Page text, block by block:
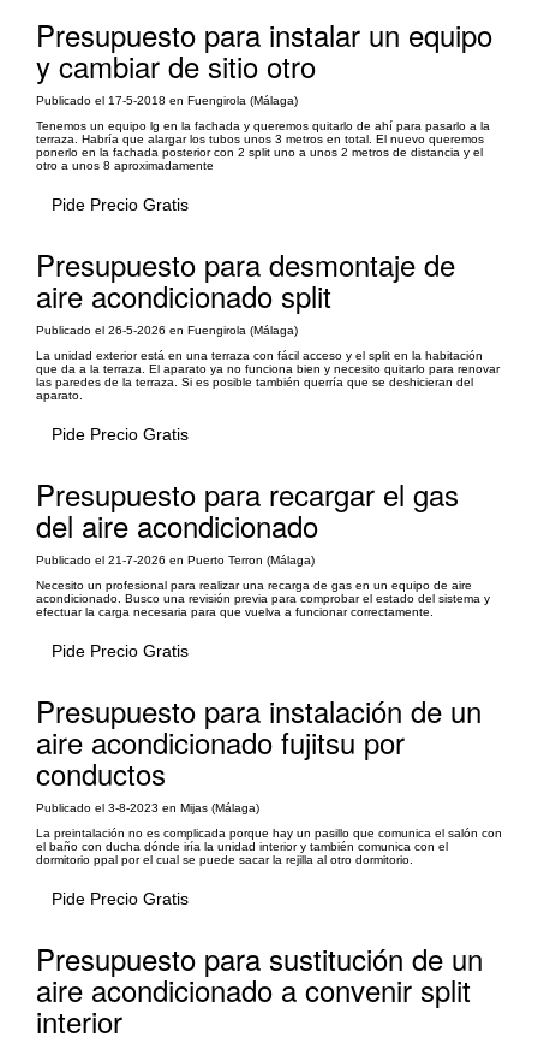
Presupuesto para instalar un equipo
y cambiar de sitio otro
Publicado el 17-5-2018 en Fuengirola (Málaga)
Tenemos un equipo lg en la fachada y queremos quitarlo de ahí para pasarlo a la
terraza. Habría que alargar los tubos unos 3 metros en total. El nuevo queremos
ponerlo en la fachada posterior con 2 split uno a unos 2 metros de distancia y el
otro a unos 8 aproximadamente
Pide Precio Gratis
Presupuesto para desmontaje de
aire acondicionado split
Publicado el 26-5-2026 en Fuengirola (Málaga)
La unidad exterior está en una terraza con fácil acceso y el split en la habitación
que da a la terraza. El aparato ya no funciona bien y necesito quitarlo para renovar
las paredes de la terraza. Si es posible también querría que se deshicieran del
aparato.
Pide Precio Gratis
Presupuesto para recargar el gas
del aire acondicionado
Publicado el 21-7-2026 en Puerto Terron (Málaga)
Necesito un profesional para realizar una recarga de gas en un equipo de aire
acondicionado. Busco una revisión previa para comprobar el estado del sistema y
efectuar la carga necesaria para que vuelva a funcionar correctamente.
Pide Precio Gratis
Presupuesto para instalación de un
aire acondicionado fujitsu por
conductos
Publicado el 3-8-2023 en Mijas (Málaga)
La preintalación no es complicada porque hay un pasillo que comunica el salón con
el baño con ducha dónde iría la unidad interior y también comunica con el
dormitorio ppal por el cual se puede sacar la rejilla al otro dormitorio.
Pide Precio Gratis
Presupuesto para sustitución de un
aire acondicionado a convenir split
interior